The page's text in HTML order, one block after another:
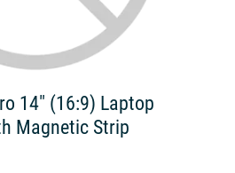
14" (16:9) Laptop
Magnetic Strip